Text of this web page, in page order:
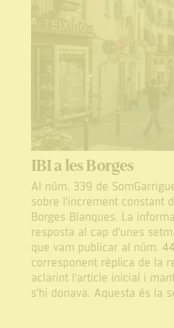
IBI a les Borges
Al núm. 339 de
sobre l'increment constant
Borges Blanques. La
resposta al cap d'unes
que vam publicar al núm.
corresponent rèplica de la
aclarint l'article inicial i
s'hi donava. Aquesta és la